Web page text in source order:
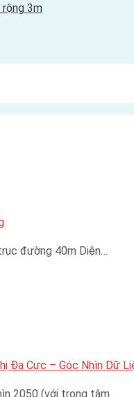
3m
đường 40m Diện…
Đa Cực – Góc Nhìn Dữ
2050 (với trọng tâm…